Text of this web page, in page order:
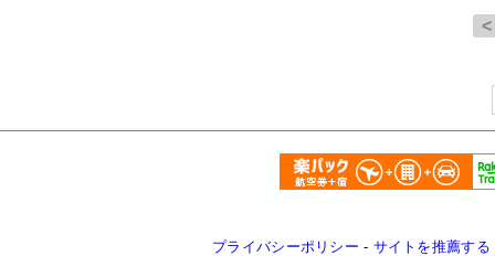
プライバシーポリシー - サイトを推薦する